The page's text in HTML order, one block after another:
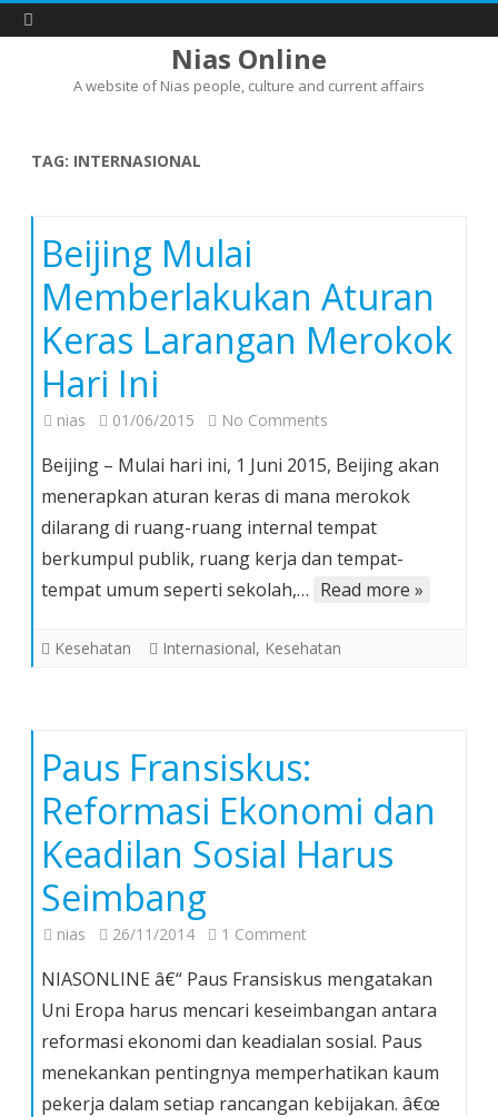
Nias Online
A website of Nias people, culture and current affairs
TAG: INTERNASIONAL
Beijing Mulai
Memberlakukan Aturan
Keras Larangan Merokok
Hari Ini
nias 01/06/2015 No Comments
Mulai
Memberlakukan
Aturan
Keras
Larangan
Hari
Beijing – Mulai hari ini, 1 Juni 2015, Beijing akan
menerapkan aturan keras di mana merokok
dilarang di ruang-ruang internal tempat
berkumpul publik, ruang kerja dan tempat-
tempat umum seperti sekolah,… Read more »
Kesehatan Internasional, Kesehatan
Paus Fransiskus:
Reformasi Ekonomi dan
Keadilan Sosial Harus
Seimbang
nias 26/11/2014 1 Comment
Fransiskus:
Reformasi
Ekonomi
dan
Keadilan
NIASONLINE â€“ Paus Fransiskus mengatakan
Uni Eropa harus mencari keseimbangan antara
reformasi ekonomi dan keadialan sosial. Paus
menekankan pentingnya memperhatikan kaum
pekerja dalam setiap rancangan kebijakan. â€œ